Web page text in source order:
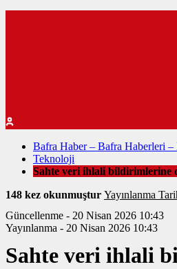
Bafra Haber – Bafra Haberleri
Teknoloji
Sahte veri ihlali bildirimlerine
148 kez okunmuştur Yayınlanma
Güncellenme - 20 Nisan 2026 10:43
Yayınlanma - 20 Nisan 2026 10:43
Sahte veri ihlali